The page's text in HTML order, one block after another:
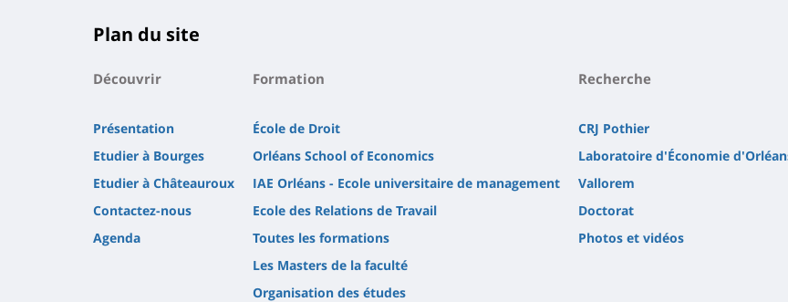
Plan du site
Découvrir
Présentation
Etudier à Bourges
Etudier à Châteauroux
Contactez-nous
Agenda
Formation
École de Droit
Orléans School of Economics
IAE Orléans - Ecole universitaire de management
Ecole des Relations de Travail
Toutes les formations
Les Masters de la faculté
Organisation des études
Recherche
CRJ Pothier
Laboratoire d'Économie
Vallorem
Doctorat
Photos et vidéos